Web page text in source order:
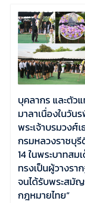
บุคลากร และตัว
มาลาเนื่องในวัน
พระเจ้าบรมวง
กรมหลวงราชบุรี
14 ในพระบาทสม
ทรงเป็นผู้วางรา
จนได้รับพระสมั
กฎหมายไทย”